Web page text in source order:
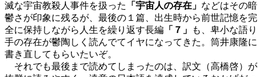
滅な宇宙教殺人事件を扱った
「宇宙人の存在」 などはその暗
鬱さが印象に残るが、最後の１篇、出生時から前世記憶を完
全に保持しながら人生を繰り返す長編 「７」
も、卑小な語り
手の存在が鬱陶しく読んでてイヤになってきた。筒井康隆に
書き直してもらいたいぞ。
それでも最後まで読めてしまったのは、訳文（高橋啓）が